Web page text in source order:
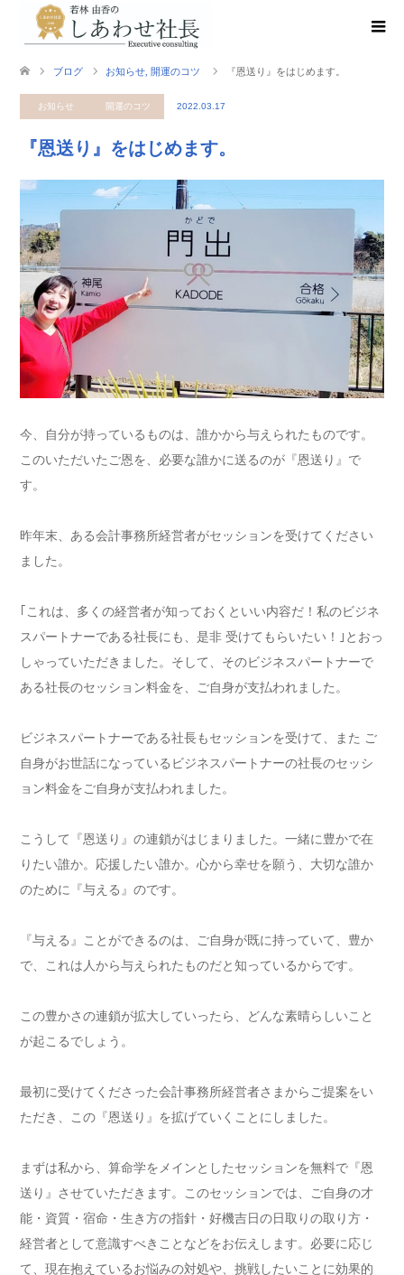
ブログ お知らせ 開運のコツ 『恩送り』をはじめます。
お知らせ 開運のコツ 2022.03.17
『恩送り』をはじめます。
今、自分が持っているものは、誰かから与えられたものです。
このいただいたご恩を、必要な誰かに送るのが『恩送り』で
す。
昨年末、ある会計事務所経営者がセッションを受けてください
ました。
｢これは、多くの経営者が知っておくといい内容だ！私のビジネ
スパートナーである社長にも、是非 受けてもらいたい！｣とおっ
しゃっていただきました。そして、そのビジネスパートナーで
ある社長のセッション料金を、ご自身が支払われました。
ビジネスパートナーである社長もセッションを受けて、また ご
自身がお世話になっているビジネスパートナーの社長のセッシ
ョン料金をご自身が支払われました。
こうして『恩送り』の連鎖がはじまりました。一緒に豊かで在
りたい誰か。応援したい誰か。心から幸せを願う、大切な誰か
のために『与える』のです。
『与える』ことができるのは、ご自身が既に持っていて、豊か
で、これは人から与えられたものだと知っているからです。
この豊かさの連鎖が拡大していったら、どんな素晴らしいこと
が起こるでしょう。
最初に受けてくださった会計事務所経営者さまからご提案をい
ただき、この『恩送り』を拡げていくことにしました。
まずは私から、算命学をメインとしたセッションを無料で『恩
送り』させていただきます。このセッションでは、ご自身の才
能・資質・宿命・生き方の指針・好機吉日の日取りの取り方・
経営者として意識すべきことなどをお伝えします。必要に応じ
て、現在抱えているお悩みの対処や、挑戦したいことに効果的